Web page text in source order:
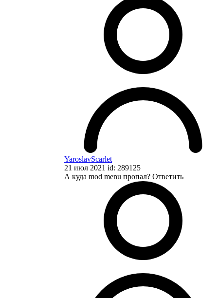
YaroslavScarlet
21 июл 2021 id: 289125
А куда mod menu пропал? Ответить